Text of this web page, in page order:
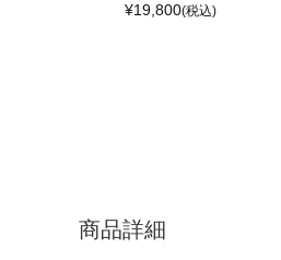
¥19,800(税込)
商品詳細